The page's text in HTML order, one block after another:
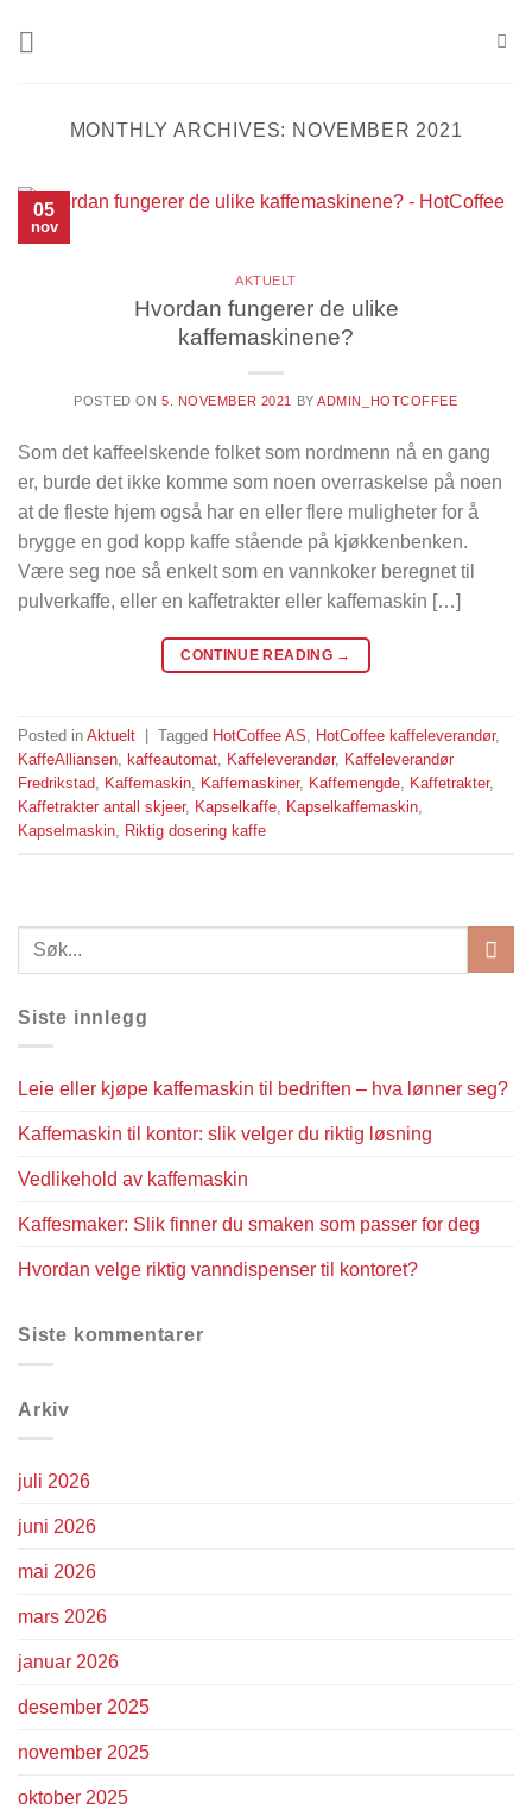
MONTHLY ARCHIVES: NOVEMBER 2021
05
nov
AKTUELT
Hvordan fungerer de ulike
kaffemaskinene?
POSTED ON 5. NOVEMBER 2021 BYADMIN_HOTCOFFEE
Som det kaffeelskende folket som nordmenn nå en gang
er, burde det ikke komme som noen overraskelse på noen
at de fleste hjem også har en eller flere muligheter for å
brygge en god kopp kaffe stående på kjøkkenbenken.
Være seg noe så enkelt som en vannkoker beregnet til
pulverkaffe, eller en kaffetrakter eller kaffemaskin […]
CONTINUE READING →
Posted in Aktuelt Tagged HotCoffee AS HotCoffee kaffeleverandør,
KaffeAlliansen
kaffeautomat Kaffeleverandør, Kaffeleverandør
Fredrikstad
Kaffemaskin Kaffemaskiner, Kaffemengde Kaffetrakter,
Kaffetrakter antall skjeer, Kapselkaffe Kapselkaffemaskin
Kapselmaskin
Riktig dosering kaffe
Siste innlegg
Leie eller kjøpe kaffemaskin til bedriften – hva lønner seg?
Kaffemaskin til kontor: slik velger du riktig løsning
Vedlikehold av kaffemaskin
Kaffesmaker: Slik finner du smaken som passer for deg
Hvordan velge riktig vanndispenser til kontoret?
Siste kommentarer
Arkiv
juli 2026
juni 2026
mai 2026
mars 2026
januar 2026
desember 2025
november 2025
oktober 2025